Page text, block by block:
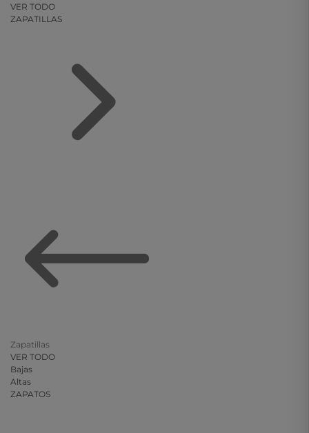
VER TODO
ZAPATILLAS
Zapatillas
VER TODO
Bajas
Altas
ZAPATOS